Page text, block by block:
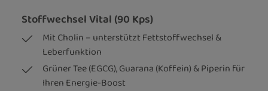
Stoffwechsel Vital (90 Kps)
Mit Cholin – unterstützt Fettstoffwechsel &
Leberfunktion
Grüner Tee (EGCG), Guarana (Koffein) & Piperin für
Ihren Energie-Boost